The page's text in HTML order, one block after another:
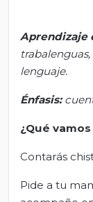
Aprendizaje
lenguaje.
Énfasis:c
¿Qué
Contarás
Pide a tu